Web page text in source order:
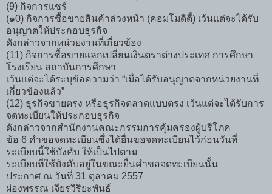
(9) กิจการแชร์
(๑0) กิจการซื้อขายสินค้าล่วงหน้า (คอมโมดิตี้) เว้นแต่จะได้รับ
อนุญาตให้ประกอบธุรกิจ
ดังกล่าวจากหน่วยงานที่เกี่ยวข้อง
(11) กิจการซื้อขายแลกเปลี่ยนเงินตราต่างประเทศ การศึกษา
โรงเรียน สถาบันการศึกษา
เว้นแต่จะได้ระบุข้อความว่า “เมื่อได้รับอนุญาตจากหน่วยงานที่
เกี่ยวข้องแล้ว”
(12) ธุรกิจขายตรง หรือธุรกิจตลาดแบบตรง เว้นแต่จะได้รับการ
จดทะเบียนให้ประกอบธุรกิจ
ดังกล่าวจากสำนักงานคณะกรรมการคุ้มครองผู้บริโภค
ข้อ 6 คำขอจดทะเบียนซึ่งได้ยื่นขอจดทะเบียนไว้ก่อนวันที่
ระเบียบนี้ใช้บังคับ ให้เป็นไปตาม
ระเบียบที่ใช้บังคับอยู่ในขณะยื่นคำขอจดทะเบียนนั้น
ประกาศ ณ วันที่ 31 ตุลาคม 2557
ผ่องพรรณ เจียรวิริยะพันธ์